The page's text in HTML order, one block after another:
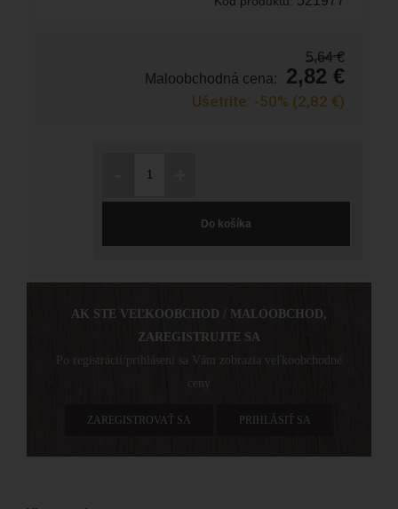
5,64 €
Maloobchodná cena:
2,82 €
Ušetríte: -50% (2,82 €)
Do košíka
AK STE VEĽKOOBCHOD / MALOOBCHOD,
ZAREGISTRUJTE SA
Po registrácií/prihlásení sa Vám zobrazia veľkoobchodné
ceny
ZAREGISTROVAŤ SA PRIHLÁSIŤ SA